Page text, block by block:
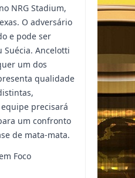
NRG Stadium,
O adversário
e pode ser
Suécia. Ancelotti
um dos
qualidade
precisará
um confronto
de mata-mata.
Foco